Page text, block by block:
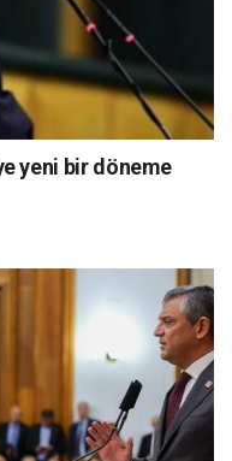
yeni bir döneme